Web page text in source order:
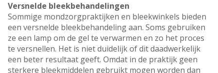
Versnelde bleekbehandelingen
Sommige mondzorgpraktijken en bleekwinkels bieden
een versnelde bleekbehandeling aan. Soms gebruiken
ze een lamp om de gel te verwarmen en zo het proces
te versnellen. Het is niet duidelijk of dit daadwerkelijk
een beter resultaat geeft. Omdat in de praktijk geen
sterkere bleekmiddelen gebruikt mogen worden dan